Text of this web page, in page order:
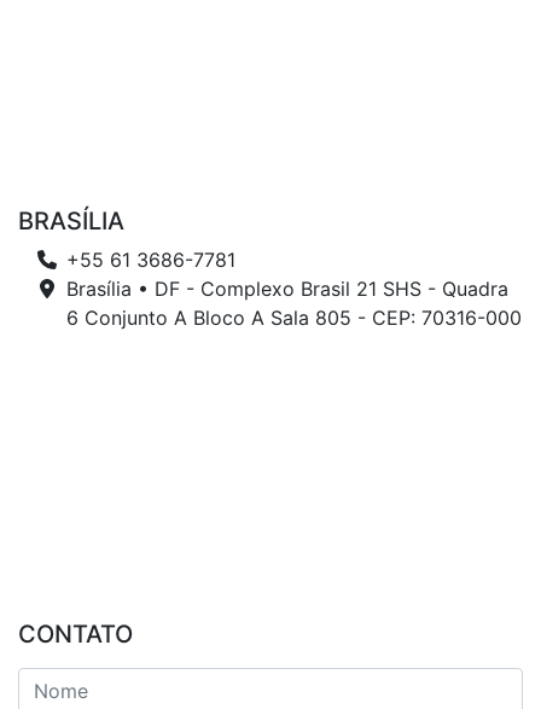
BRASÍLIA
+55 61 3686-7781
Brasília • DF - Complexo Brasil 21 SHS - Quadra
6 Conjunto A Bloco A Sala 805 - CEP: 70316-000
CONTATO